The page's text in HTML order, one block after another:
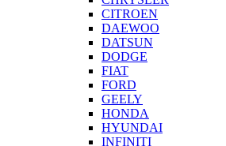
CITROEN
DAEWOO
DATSUN
DODGE
FIAT
FORD
GEELY
HONDA
HYUNDAI
INFINITI